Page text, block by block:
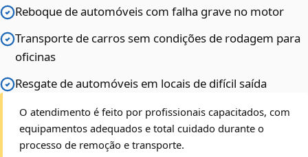
Reboque de automóveis com falha grave no motor
Transporte de carros sem condições de rodagem para
oficinas
Resgate de automóveis em locais de difícil saída
O atendimento é feito por profissionais capacitados, com
equipamentos adequados e total cuidado durante o
processo de remoção e transporte.